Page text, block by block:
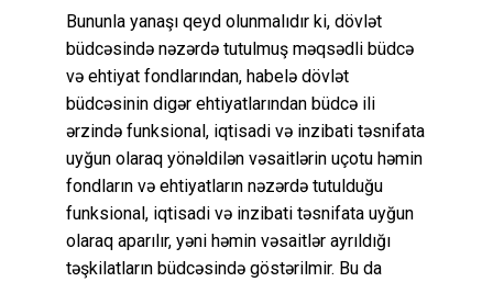
Bununla yanaşı qeyd olunmalıdır ki, dövlət
büdcəsində nəzərdə tutulmuş məqsədli büdcə
və ehtiyat fondlarından, habelə dövlət
büdcəsinin digər ehtiyatlarından büdcə ili
ərzində funksional, iqtisadi və inzibati təsnifata
uyğun olaraq yönəldilən vəsaitlərin uçotu həmin
fondların və ehtiyatların nəzərdə tutulduğu
funksional, iqtisadi və inzibati təsnifata uyğun
olaraq aparılır, yəni həmin vəsaitlər ayrıldığı
təşkilatların büdcəsində göstərilmir. Bu da